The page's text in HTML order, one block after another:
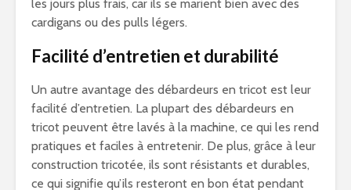
les jours plus frais, car ils se marient bien avec des
cardigans ou des pulls légers.
Facilité d’entretien et durabilité
Un autre avantage des débardeurs en tricot est leur
facilité d’entretien. La plupart des débardeurs en
tricot peuvent être lavés à la machine, ce qui les rend
pratiques et faciles à entretenir. De plus, grâce à leur
construction tricotée, ils sont résistants et durables,
ce qui signifie qu’ils resteront en bon état pendant